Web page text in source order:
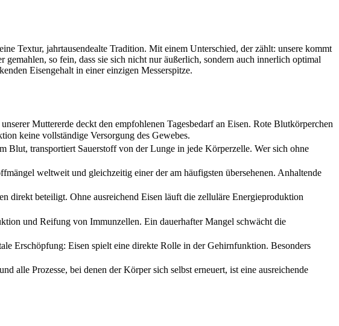
Textur, jahrtausendealte Tradition. Mit einem Unterschied, der zählt: unsere kommt
so fein, dass sie sich nicht nur äußerlich, sondern auch innerlich optimal
Eisengehalt in einer einzigen Messerspitze.
Muttererde deckt den empfohlenen Tagesbedarf an Eisen. Rote Blutkörperchen
keine vollständige Versorgung des Gewebes.
Blut, transportiert Sauerstoff von der Lunge in jede Körperzelle. Wer sich ohne
weltweit und gleichzeitig einer der am häufigsten übersehenen. Anhaltende
direkt beteiligt. Ohne ausreichend Eisen läuft die zelluläre Energieproduktion
und Reifung von Immunzellen. Ein dauerhafter Mangel schwächt die
Erschöpfung: Eisen spielt eine direkte Rolle in der Gehirnfunktion. Besonders
alle Prozesse, bei denen der Körper sich selbst erneuert, ist eine ausreichende